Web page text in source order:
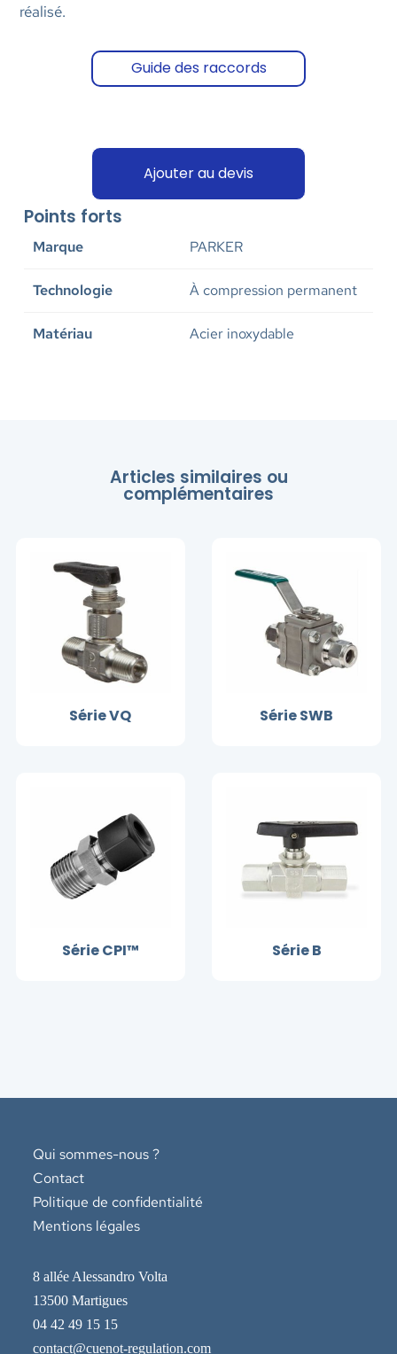
réalisé.
Guide des raccords
Ajouter au devis
Points forts
Marque PARKER
Technologie À compression permanent
Matériau Acier inoxydable
Articles similaires ou
complémentaires
Série VQ Série SWB
Série CPI™ Série B
Qui sommes-nous ?
Contact
Politique de confidentialité
Mentions légales
8 allée Alessandro Volta
13500 Martigues
04 42 49 15 15
contact@cuenot-regulation.com